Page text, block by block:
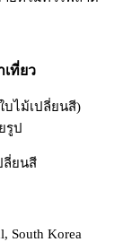
ที่ยว
บไม้เปลี่ยนสี)
ป
South Korea